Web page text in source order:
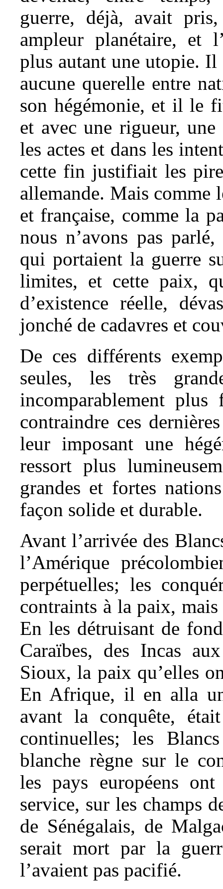
guerre, déjà, avait
ampleur planétaire, et
plus autant une utopie. Il
aucune querelle entre
son hégémonie, et il le
et avec une rigueur,
les actes et dans les
cette fin justifiait les
allemande. Mais comme
et française, comme la
nous n’avons pas
qui portaient la guerre
limites, et cette paix,
d’existence réelle,
jonché de cadavres et
De ces différents
seules, les très
incomparablement
contraindre ces
leur imposant une
ressort plus
grandes et fortes
façon solide et durable.
Avant l’arrivée des
l’Amérique
perpétuelles; les
contraints à la paix,
En les détruisant de
Caraïbes, des Incas
Sioux, la paix qu’elles
En Afrique, il en alla
avant la conquête,
continuelles; les
blanche règne sur le
les pays européens
service, sur les champs
de Sénégalais, de
serait mort par la
l’avaient pas pacifié.